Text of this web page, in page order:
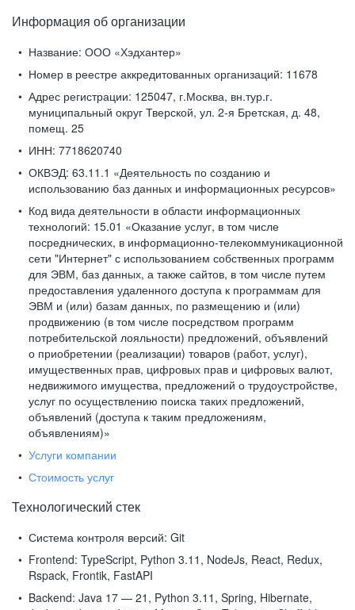
Информация об организации
Название: ООО «Хэдхантер»
Номер в реестре аккредитованных организаций: 11678
Адрес регистрации: 125047, г.Москва, вн.тур.г.
муниципальный округ Тверской, ул. 2-я Бретская, д. 48,
помещ. 25
ИНН: 7718620740
ОКВЭД: 63.11.1 «Деятельность по созданию и
использованию баз данных и информационных ресурсов»
Код вида деятельности в области информационных
технологий: 15.01 «Оказание услуг, в том числе
посреднических, в информационно-телекоммуникационной
сети "Интернет" с использованием собственных программ
для ЭВМ, баз данных, а также сайтов, в том числе путем
предоставления удаленного доступа к программам для
ЭВМ и (или) базам данных, по размещению и (или)
продвижению (в том числе посредством программ
потребительской лояльности) предложений, объявлений
о приобретении (реализации) товаров (работ, услуг),
имущественных прав, цифровых прав и цифровых валют,
недвижимого имущества, предложений о трудоустройстве,
услуг по осуществлению поиска таких предложений,
объявлений (доступа к таким предложениям,
объявлениям)»
Услуги компании
Стоимость услуг
Технологический стек
Система контроля версий: Git
Frontend: TypeScript, Python 3.11, NodeJs, React, Redux,
Rspack, Frontik, FastAPI
Backend: Java 17 — 21, Python 3.11, Spring, Hibernate,